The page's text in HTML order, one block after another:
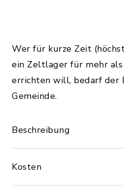
Wer für kurze Zeit
ein Zeltlager für mehr
errichten will, bedarf der
Gemeinde.
Beschreibung
Kosten